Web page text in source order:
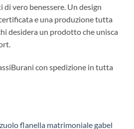
vero benessere. Un design
e una produzione tutta
desidera un prodotto che unisca
con spedizione in tutta
flanella matrimoniale gabel